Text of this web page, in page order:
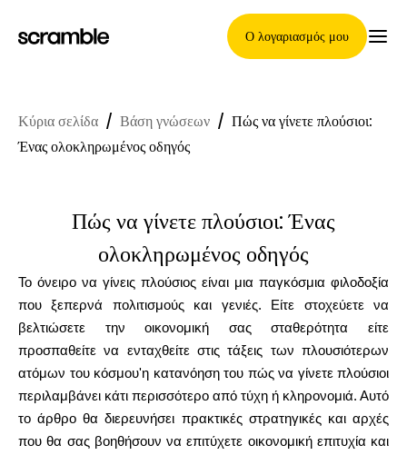
Ο λογαριασμός μου
Κύρια Σελίδα
Όροι ανάθεσης απαιτήσεων
Γκαλερί μαρκών
Επιλογή μάρκας
Κύρια σελίδα / Βάση γνώσεων / Πώς να γίνετε πλούσιοι:
Ένας ολοκληρωμένος οδηγός
Πώς να γίνετε πλούσιοι: Ένας
ολοκληρωμένος οδηγός
Το όνειρο να γίνεις πλούσιος είναι μια παγκόσμια φιλοδοξία
που ξεπερνά πολιτισμούς και γενιές. Είτε στοχεύετε να
βελτιώσετε την οικονομική σας σταθερότητα είτε
προσπαθείτε να ενταχθείτε στις τάξεις των πλουσιότερων
ατόμων του κόσμου'η κατανόηση του πώς να γίνετε πλούσιοι
περιλαμβάνει κάτι περισσότερο από τύχη ή κληρονομιά. Αυτό
το άρθρο θα διερευνήσει πρακτικές στρατηγικές και αρχές
που θα σας βοηθήσουν να επιτύχετε οικονομική επιτυχία και